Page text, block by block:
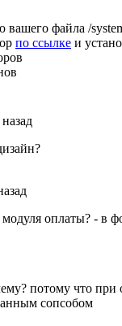
вашего файла /
по ссылке и